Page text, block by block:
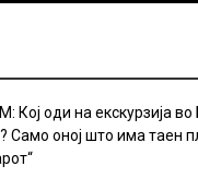
Кој оди на екскурзија
Само оној што има таен